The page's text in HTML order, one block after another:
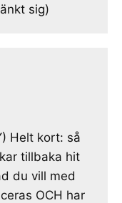
sig)
Helt kort: så
tillbaka hit
du vill med
OCH har